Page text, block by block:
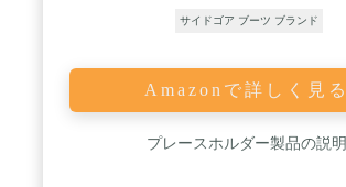
サイドゴア ブーツ ブランド
Amazonで詳しく見る
プレースホルダー製品の説明